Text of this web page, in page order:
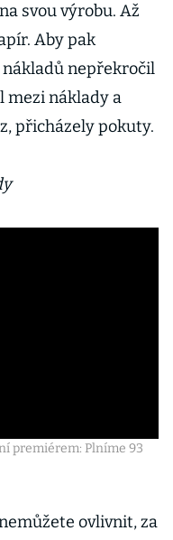
svou výrobu. Až
Aby pak
nepřekročil
mezi náklady a
přicházely pokuty.
premiérem: Plníme 93
ovlivnit, za